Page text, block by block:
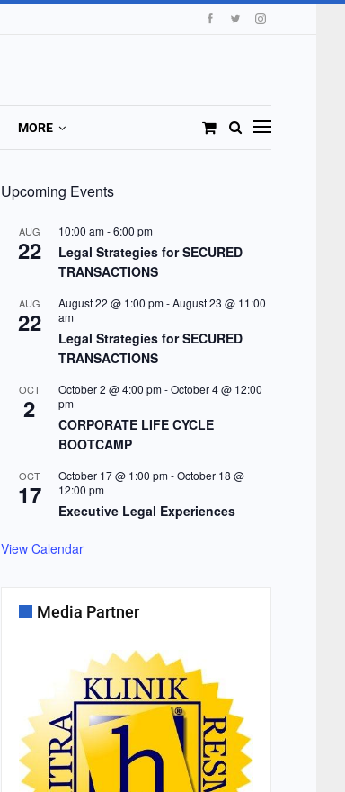
MORE
Upcoming Events
AUG
22
10:00 am-6:00 pm
Legal Strategies for SECURED
TRANSACTIONS
AUG
22
August 22 @ 1:00 pm-August 23 @ 11:00
am
Legal Strategies for SECURED
TRANSACTIONS
OCT
2
October 2 @ 4:00 pm-October 4 @ 12:00
pm
CORPORATE LIFE CYCLE
BOOTCAMP
OCT
17
October 17 @ 1:00 pm-October 18 @
12:00 pm
Executive Legal Experiences
View Calendar
Media Partner